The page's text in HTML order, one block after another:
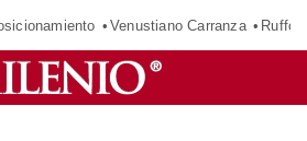
Venustiano Carranza Ruffo